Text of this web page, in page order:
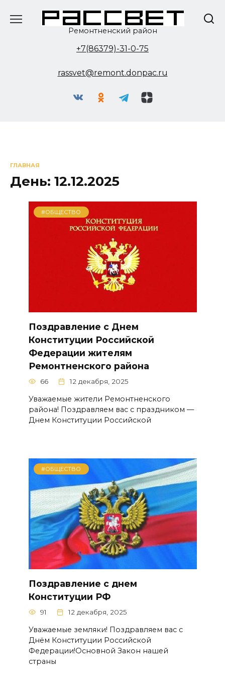
Ремонтненский район
+7(86379)-31-0-75
rassvet@remont.donpac.ru
ГЛАВНАЯ
День: 12.12.2025
#ОБЩЕСТВО
Поздравление с Днем
Конституции Российской
Федерации жителям
Ремонтненского района
66 12 декабря, 2025
Уважаемые жители Ремонтненского
района! Поздравляем вас с праздником —
Днем Конституции Российской
#ОБЩЕСТВО
Поздравление с днем
Конституции РФ
91 12 декабря, 2025
Уважаемые земляки! Поздравляем вас с
Днём Конституции Российской
Федерации!Основной Закон нашей
страны